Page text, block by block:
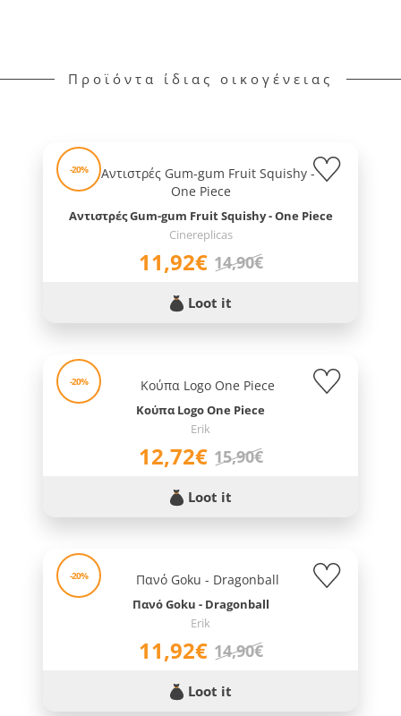
Προϊόντα ίδιας οικογένειας
-20%
Αντιστρές Gum-gum Fruit Squishy - One Piece
Cinereplicas
11,92€ 14,90€
Loot it
-20%
Κούπα Logo One Piece
Erik
12,72€ 15,90€
Loot it
-20%
Πανό Goku - Dragonball
Erik
11,92€ 14,90€
Loot it